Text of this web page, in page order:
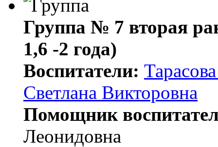
Группа № 7 вторая
1,6 -2 года)
Воспитатели:
Светлана Викторовна
Помощник
Леонидовна